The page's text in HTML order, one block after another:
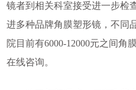
镜者到相关科室接受进一步检
进多种品牌角膜塑形镜，不同
院目前有6000-12000元之间角
在线咨询。